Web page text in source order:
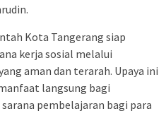
Kota Tangerang siap
kerja sosial melalui
aman dan terarah. Upaya ini
langsung bagi
pembelajaran bagi para